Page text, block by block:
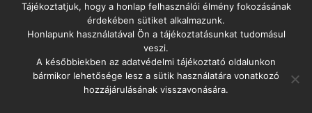
KÖVESS MINKET!
ELÉRHETŐSÉG
Tájékoztatjuk, hogy a honlap felhasználói élmény fokozásának
érdekében sütiket alkalmazunk.
Honlapunk használatával Ön a tájékoztatásunkat tudomásul
veszi.
A későbbiekben az adatvédelmi tájékoztató oldalunkon
bármikor lehetősége lesz a sütik használatára vonatkozó
hozzájárulásának visszavonására.